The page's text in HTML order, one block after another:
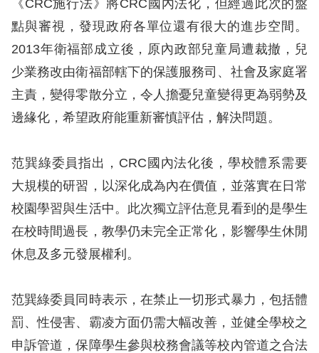
《CRC施行法》將CRC國內法化，但經過此次的盤
點與審視，發現政府各單位還有很大的進步空間。
2013年衛福部成立後，原內政部兒童局遭裁撤，兒
少業務改由衛福部轄下的保護服務司、社會及家庭署
主責，變得零散分立，令人擔憂兒童變得更為弱勢及
邊緣化，希望政府能重新審慎評估，解決問題。
范巽綠委員指出，CRC國內法化後，學校體系需要
大規模的研習，以深化成為內在價值，並落實在日常
校園學習與生活中。此次獨立評估意見看到的是學生
在校時間過長，教學仍未完全正常化，影響學生休閒
休息及多元發展權利。
范巽綠委員同時表示，在禁止一切形式暴力，包括體
罰、性侵害、霸凌方面仍需大幅改善，並健全學校之
申訴管道，保障學生參與校務會議等校內管道之合法